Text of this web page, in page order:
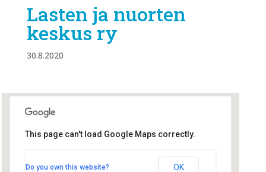
Lasten ja nuorten
keskus ry
30.8.2020
This page can't load Google Maps correctly.
Do you own this website? OK